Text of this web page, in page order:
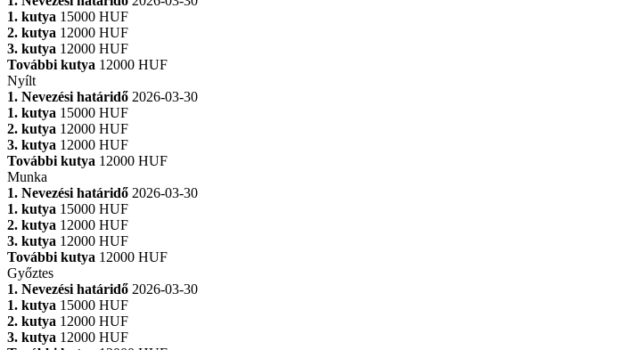
1. kutya 15000 HUF
2. kutya 12000 HUF
3. kutya 12000 HUF
További kutya 12000 HUF
Nyílt
1. Nevezési határidő 2026-03-30
1. kutya 15000 HUF
2. kutya 12000 HUF
3. kutya 12000 HUF
További kutya 12000 HUF
Munka
1. Nevezési határidő 2026-03-30
1. kutya 15000 HUF
2. kutya 12000 HUF
3. kutya 12000 HUF
További kutya 12000 HUF
Győztes
1. Nevezési határidő 2026-03-30
1. kutya 15000 HUF
2. kutya 12000 HUF
3. kutya 12000 HUF